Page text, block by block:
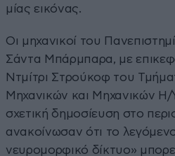
μίας εικόνας.
Οι μηχανικοί του
Σάντα Μπάρμπαρα, με
Ντμίτρι Στρούκοφ του
Μηχανικών και Μηχανικών
σχετική δημοσίευση στο
ανακοίνωσαν ότι το
νευρομορφικό δίκτυο»